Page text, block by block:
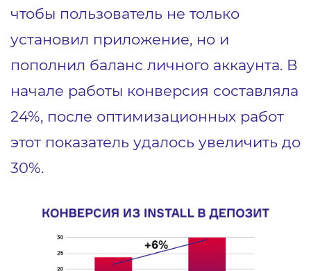
чтобы пользователь не только
установил приложение, но и
пополнил баланс личного аккаунта. В
начале работы конверсия составляла
24%, после оптимизационных работ
этот показатель удалось увеличить до
30%.